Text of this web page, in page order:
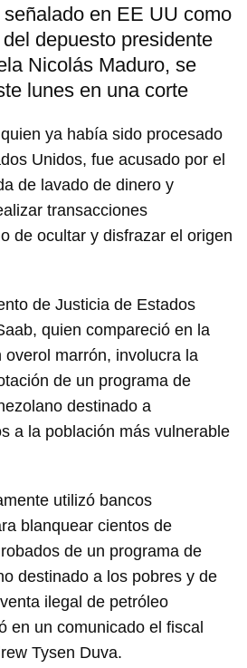
en EE UU como
del depuesto presidente
Nicolás Maduro, se
lunes en una corte
ya había sido procesado
Unidos, fue acusado por el
de lavado de dinero y
transacciones
de ocultar y disfrazar el origen
de Justicia de Estados
quien compareció en la
marrón, involucra la
de un programa de
destinado a
a la población más vulnerable
utilizó bancos
blanquear cientos de
de un programa de
destinado a los pobres y de
ilegal de petróleo
en un comunicado el fiscal
Tysen Duva.